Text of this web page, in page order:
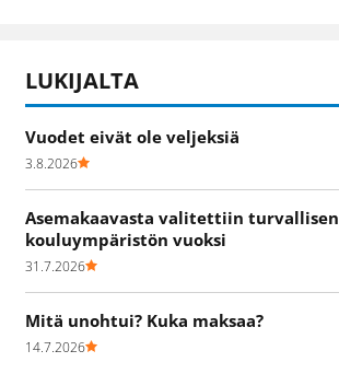
LUKIJALTA
Vuodet eivät ole veljeksiä
3.8.2026
Asemakaavasta valitettiin turvallisen
kouluympäristön vuoksi
31.7.2026
Mitä unohtui? Kuka maksaa?
14.7.2026